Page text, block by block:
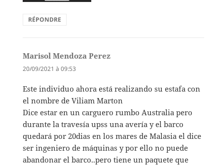
RÉPONDRE
Marisol Mendoza Perez
20/09/2021 à 09:53
Este individuo ahora está realizando su estafa con
el nombre de Viliam Marton
Dice estar en un carguero rumbo Australia pero
durante la travesía upss una avería y el barco
quedará por 20dias en los mares de Malasia el dice
ser ingeniero de máquinas y por ello no puede
abandonar el barco..pero tiene un paquete que